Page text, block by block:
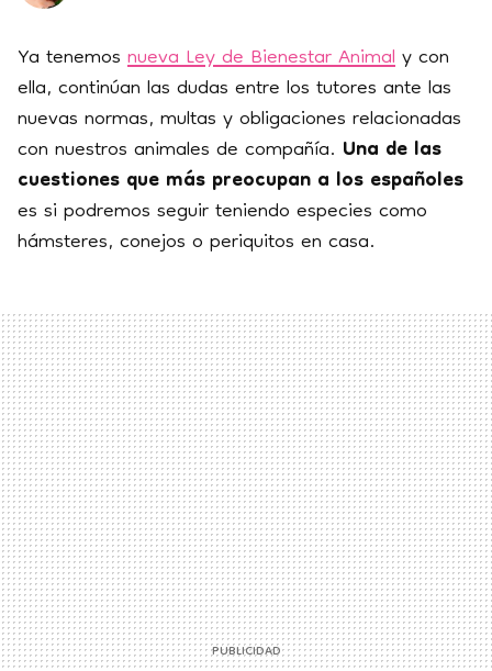
Ya tenemosnueva Ley de Bienestar Animaly con
ella, continúan las dudas entre los tutores ante las
nuevas normas, multas y obligaciones relacionadas
con nuestros animales de compañía. Una de las
cuestiones que más preocupan a los españoles
es si podremos seguir teniendo especies como
hámsteres, conejos o periquitos en casa.